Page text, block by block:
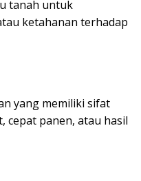
tanah untuk
ketahanan terhadap
yang memiliki sifat
cepat panen, atau hasil